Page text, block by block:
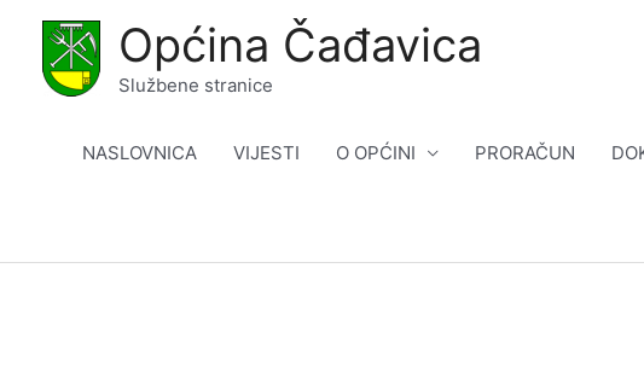
content
Općina Čađavica
Službene stranice
NASLOVNICA VIJESTI O OPĆINI PRORAČUN